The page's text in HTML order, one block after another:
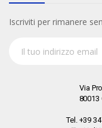
Iscriviti per rimanere
Via
80013
Tel. +39